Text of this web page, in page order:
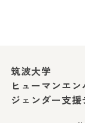
筑波大学
ヒューマンエ
ジェンダー支援